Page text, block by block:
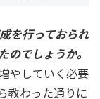
を行っておられ
のでしょうか。
やしていく必要
教わった通りに